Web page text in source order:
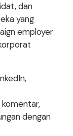
dan
yang
employer
komentar,
dengan